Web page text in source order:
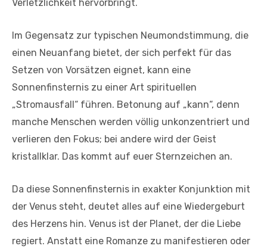
Verletzlichkeit hervorbringt.
Im Gegensatz zur typischen Neumondstimmung, die
einen Neuanfang bietet, der sich perfekt für das
Setzen von Vorsätzen eignet, kann eine
Sonnenfinsternis zu einer Art spirituellen
„Stromausfall“ führen. Betonung auf „kann“, denn
manche Menschen werden völlig unkonzentriert und
verlieren den Fokus; bei andere wird der Geist
kristallklar. Das kommt auf euer Sternzeichen an.
Da diese Sonnenfinsternis in exakter Konjunktion mit
der Venus steht, deutet alles auf eine Wiedergeburt
des Herzens hin. Venus ist der Planet, der die Liebe
regiert. Anstatt eine Romanze zu manifestieren oder